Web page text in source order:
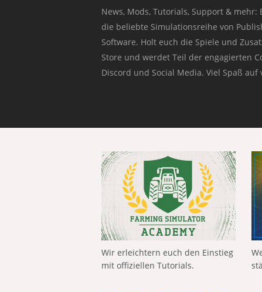
News, Mods, Tutorials, Support &
die beliebte Simulationsreihe von
Software. Holt euch die Spiele und
Store und werdet Teil der engagierten
Discord und Social Media. Viel Spaß
Wir erleichtern euch den Einstieg
mit offiziellen Tutorials.